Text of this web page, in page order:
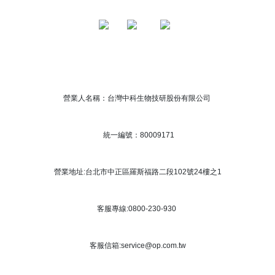
營業人名稱：台灣中科生物技研股份有限公司
統一編號：80009171
營業地址:台北市中正區羅斯福路二段102號24樓之1
客服專線:0800-230-930
客服信箱:service@op.com.tw